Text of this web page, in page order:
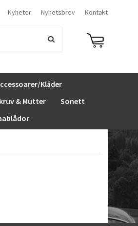
Nyheter Nyhetsbrev Kontakt
Kläder
& Mutter
Sonett